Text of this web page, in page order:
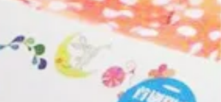
書｜關於《水彩色鉛筆萬用魔法》